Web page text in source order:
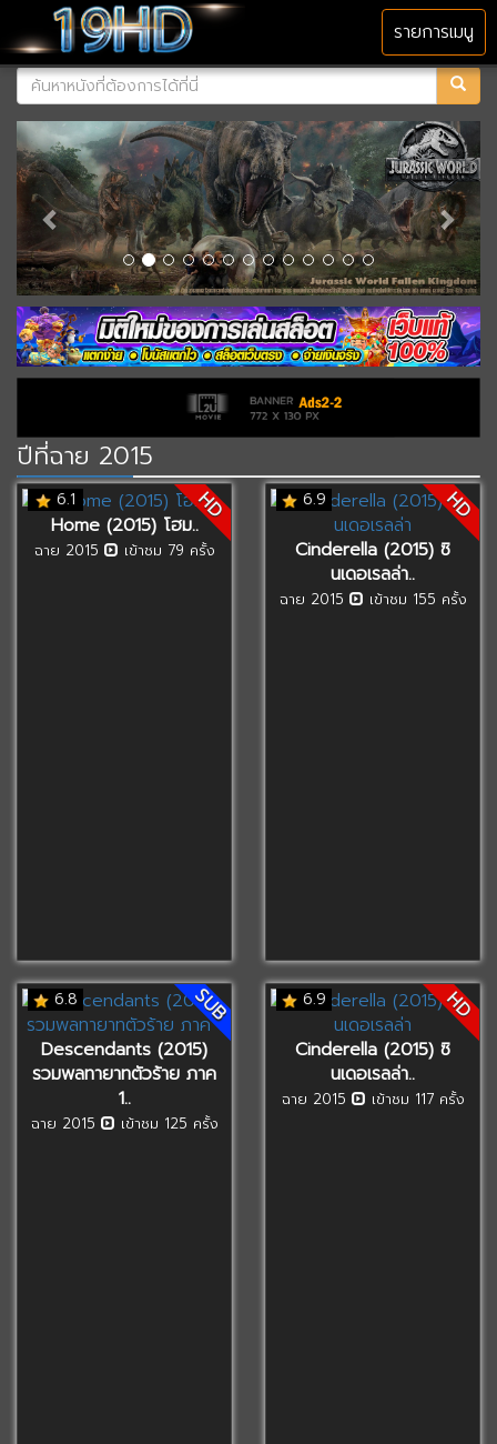
MENU
รายการเมนู
ปีที่ฉาย 2015
6.1 HD
Home (2015) โฮม..
ฉาย 2015 เข้าชม 79 ครั้ง
6.9 HD
Cinderella (2015) ซิ
นเดอเรลล่า..
ฉาย 2015 เข้าชม 155 ครั้ง
6.8 SUB
Descendants (2015)
รวมพลทายาทตัวร้าย ภาค
1..
ฉาย 2015 เข้าชม 125 ครั้ง
6.9 HD
Cinderella (2015) ซิ
นเดอเรลล่า..
ฉาย 2015 เข้าชม 117 ครั้ง